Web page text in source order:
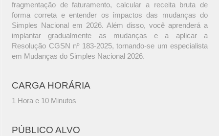
fragmentação de faturamento, calcular a receita bruta de
forma correta e entender os impactos das mudanças do
Simples Nacional em 2026. Além disso, você aprenderá a
implantar gradualmente as mudanças e a aplicar a
Resolução CGSN nº 183-2025, tornando-se um especialista
em Mudanças do Simples Nacional 2026.
CARGA HORÁRIA
1 Hora e 10 Minutos
PÚBLICO ALVO